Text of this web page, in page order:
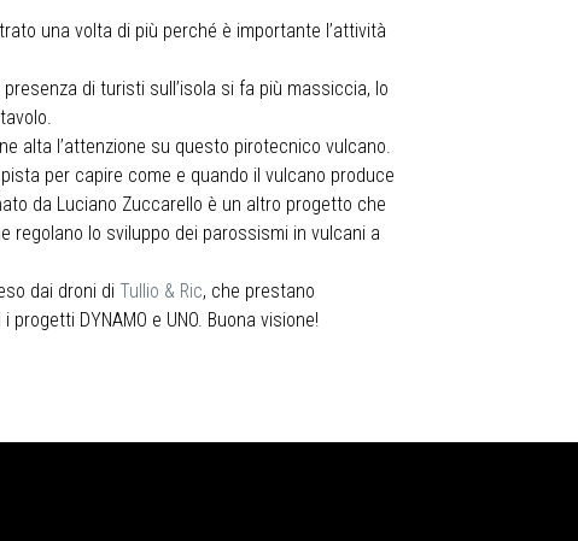
una volta di più perché è importante l’attività
di turisti sull’isola si fa più massiccia, lo
alta l’attenzione su questo pirotecnico vulcano.
per capire come e quando il vulcano produce
da Luciano Zuccarello è un altro progetto che
regolano lo sviluppo dei parossismi in vulcani a
dai droni di Tullio & Ric, che prestano
DYNAMO e UNO. Buona visione!